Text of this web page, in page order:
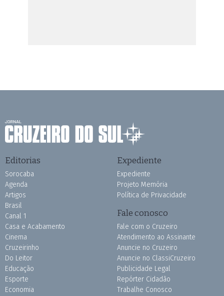
Editorias
Sorocaba
Agenda
Artigos
Brasil
Canal 1
Casa e Acabamento
Cinema
Cruzeirinho
Do Leitor
Educação
Esporte
Economia
Expediente
Expediente
Projeto Memória
Política de Privacidade
Fale conosco
Fale com o Cruzeiro
Atendimento ao Assinante
Anuncie no Cruzeiro
Anuncie no ClassiCruzeiro
Publicidade Legal
Repórter Cidadão
Trabalhe Conosco